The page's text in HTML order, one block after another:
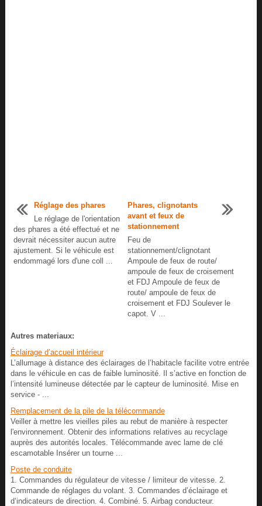
Réglage des phares
Le réglage de l'orientation
des phares a été effectué et ne
devrait nécessiter aucun autre
ajustement. Si le véhicule est
endommagé lors d'une coll ...
Phares, clignotants
avant et feux de
stationnement
Feu de
stationnement/clignotant
Ampoule de feux de route/
ampoule de feux de croisement
et FDJ Ampoule de feux de
route/ ampoule de feux de
croisement et FDJ Soulever le
capot. V ...
Autres materiaux:
Éclairage d’accueil intérieur
L’allumage à distance des éclairages de l’habitacle facilite votre entrée
dans le véhicule en cas de faible luminosité. Il s’active en fonction de
l’intensité lumineuse détectée par le capteur de luminosité. Mise en
service - ...
Remplacement de la pile de la télécommande
Veiller à mettre les vieilles piles au rebut de manière à respecter
l'environnement. Obtenir des informations relatives au recyclage
auprès des autorités locales. Télécommande avec lame de clé
escamotable Insérer un tourne ...
Poste de conduite
1. Commandes du régulateur de vitesse / limiteur de vitesse. 2.
Commande de réglages du volant. 3. Commandes d’éclairage et
d’indicateurs de direction. 4. Combiné. 5. Airbag conducteur.